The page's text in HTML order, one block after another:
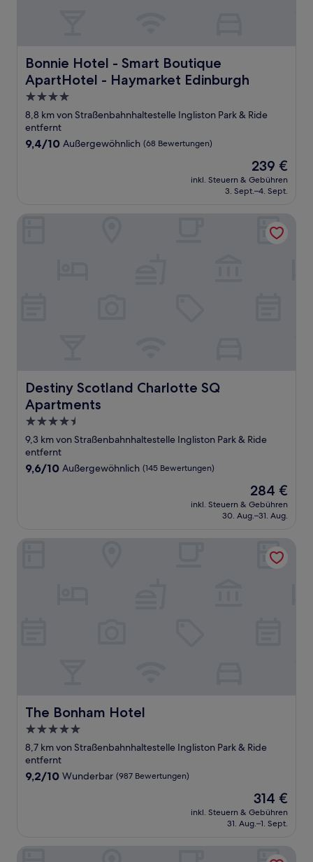
Bonnie Hotel - Smart Boutique
ApartHotel - Haymarket Edinburgh
Bonnie Hotel - Smart Boutique ApartHotel - Haymarket
4.0-
Sterne-
Unterkunft
8,8 km von Straßenbahnhaltestelle Ingliston Park & Ride
entfernt
9.4
9,4/10 Außergewöhnlich (68 Bewertungen)
Der
Preis
beträgt
239 €
inkl. Steuern & Gebühren
3. Sept.–4. Sept.
Destiny Scotland Charlotte SQ
Apartments
Destiny Scotland Charlotte SQ Apartments
4.5-
Sterne-
Unterkunft
9,3 km von Straßenbahnhaltestelle Ingliston Park & Ride
entfernt
9.6
9,6/10 Außergewöhnlich (145 Bewertungen)
Der
Preis
beträgt
284 €
inkl. Steuern & Gebühren
30. Aug.–31. Aug.
The Bonham Hotel
The Bonham Hotel
5.0-
Sterne-
Unterkunft
8,7 km von Straßenbahnhaltestelle Ingliston Park & Ride
entfernt
9.2
9,2/10 Wunderbar (987 Bewertungen)
Der
Preis
beträgt
314 €
inkl. Steuern & Gebühren
31. Aug.–1. Sept.